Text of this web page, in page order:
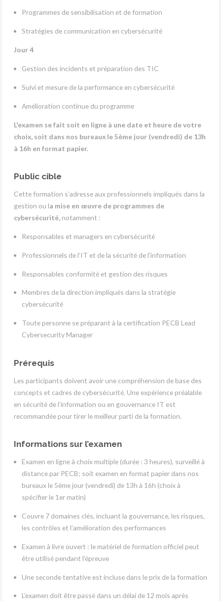
Programmes de sensibilisation et de formation
Stratégies de communication en cybersécurité
Jour 4
Gestion des incidents et préparation des TIC
Suivi et mesure de la performance en cybersécurité
Amélioration continue du programme
L'examen se fait soit en ligne à une date et heure de votre
choix, soit dans nos bureaux le 5ème jour (vendredi) de 13h
à 16h en format papier.
Public cible
Cette formation s’adresse aux professionnels impliqués dans la
gestion ou la mise en œuvre de programmes de
cybersécurité, notamment :
Responsables et managers en cybersécurité
Professionnels de l’IT et de la sécurité de l’information
Responsables conformité et gestion des risques
Membres de la direction impliqués dans la stratégie
cybersécurité
Toute personne se préparant à la certification PECB Lead
Cybersecurity Manager
Prérequis
Les participants doivent avoir une compréhension de base des
concepts et cadres de cybersécurité. Une expérience préalable
en sécurité de l’information ou en gouvernance IT est
recommandée pour tirer le meilleur parti de la formation.
Informations sur l’examen
Examen en ligne à choix multiple (durée : 3 heures), surveillé à
distance par PECB; soit examen en format papier dans nos
bureaux le 5ème jour (vendredi) de 13h à 16h (choix à
spécifier le 1er matin)
Couvre 7 domaines clés, incluant la gouvernance, les risques,
les contrôles et l’amélioration des performances
Examen à livre ouvert : le matériel de formation officiel peut
être utilisé pendant l’épreuve
Une seconde tentative est incluse dans le prix de la formation
L’examen doit être passé dans un délai de 12 mois après